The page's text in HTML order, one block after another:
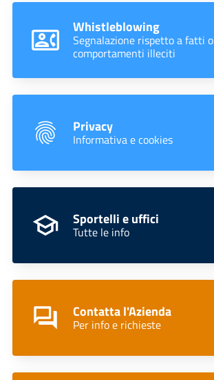
Whistleblowing
Segnalazione rispetto a fatti o
comportamenti illeciti
Privacy
Informativa e cookies
Sportelli e uffici
Tutte le info
Contatta l'Azienda
Per info e richieste